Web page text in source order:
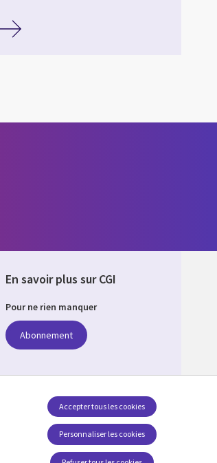
En savoir plus sur CGI
Pour ne rien manquer
Abonnement
Suivez-nousPersonnaliser les cookies
Accepter tous les cookies